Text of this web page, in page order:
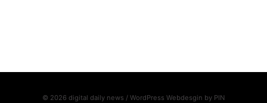
© 2026 digital daily news / WordPress Webdesgin by PIN